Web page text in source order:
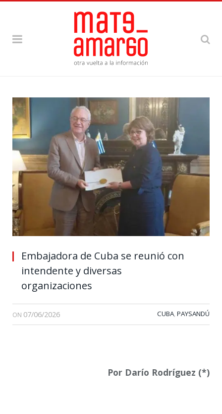
Embajadora de Cuba se reunió con
intendente y diversas
organizaciones
ON 07/06/2026 CUBA, PAYSANDÚ
Por Darío Rodríguez (*)